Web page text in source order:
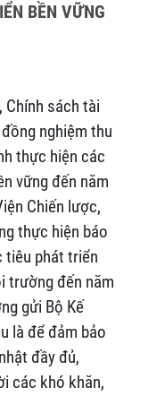
BỀN VỮNG
Chính sách tài
nghiệm thu
thực hiện các
vững đến năm
Chiến lược,
thực hiện báo
tiêu phát triển
trường đến năm
gửi Bộ Kế
là để đảm bảo
đầy đủ,
các khó khăn,